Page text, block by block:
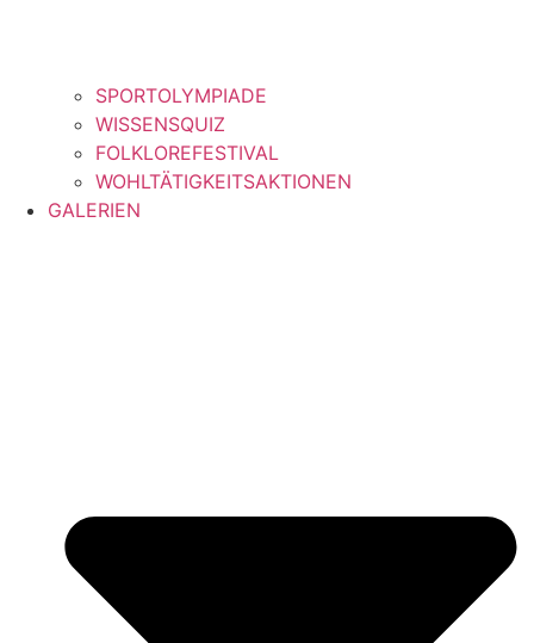
SPORTOLYMPIADE
WISSENSQUIZ
FOLKLOREFESTIVAL
WOHLTÄTIGKEITSAKTIONEN
GALERIEN